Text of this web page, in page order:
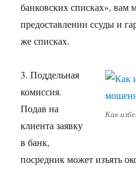
банковских списках», вам
предоставлении ссуды и
же списках.
Как
3. Поддельная
комиссия.
Подав на
клиента заявку
в банк,
посредник может изъять